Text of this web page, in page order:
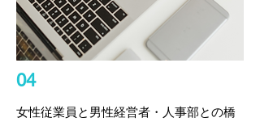
04
女性従業員と男性経営者・人事部との​橋